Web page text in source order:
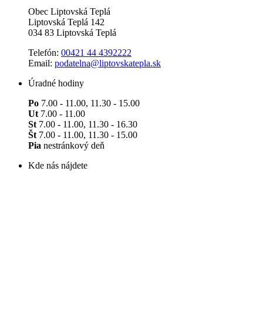
Obec Liptovská Teplá
Liptovská Teplá 142
034 83 Liptovská Teplá
Telefón: 00421 44 4392222
Email: podatelna@liptovskatepla.sk
Úradné hodiny
Po 7.00 - 11.00, 11.30 - 15.00
Ut 7.00 - 11.00
St 7.00 - 11.00, 11.30 - 16.30
Št 7.00 - 11.00, 11.30 - 15.00
Pia nestránkový deň
Kde nás nájdete